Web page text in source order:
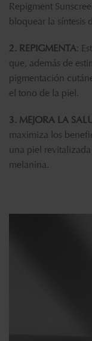
Repigment
bloquear la síntesis
2. REPIGMENTA:
que, además de
pigmentación
el tono de la piel.
3. MEJORA LA
maximiza los
una piel
melanina.